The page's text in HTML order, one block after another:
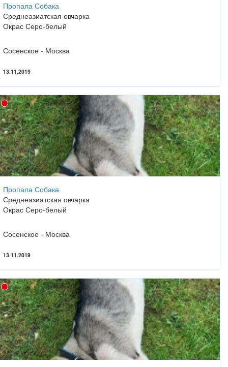
Пропала Собака
Среднеазиатская овчарка
Окрас Серо-белый
Сосенское - Москва
13.11.2019
Пропала Собака
Среднеазиатская овчарка
Окрас Серо-белый
Сосенское - Москва
13.11.2019